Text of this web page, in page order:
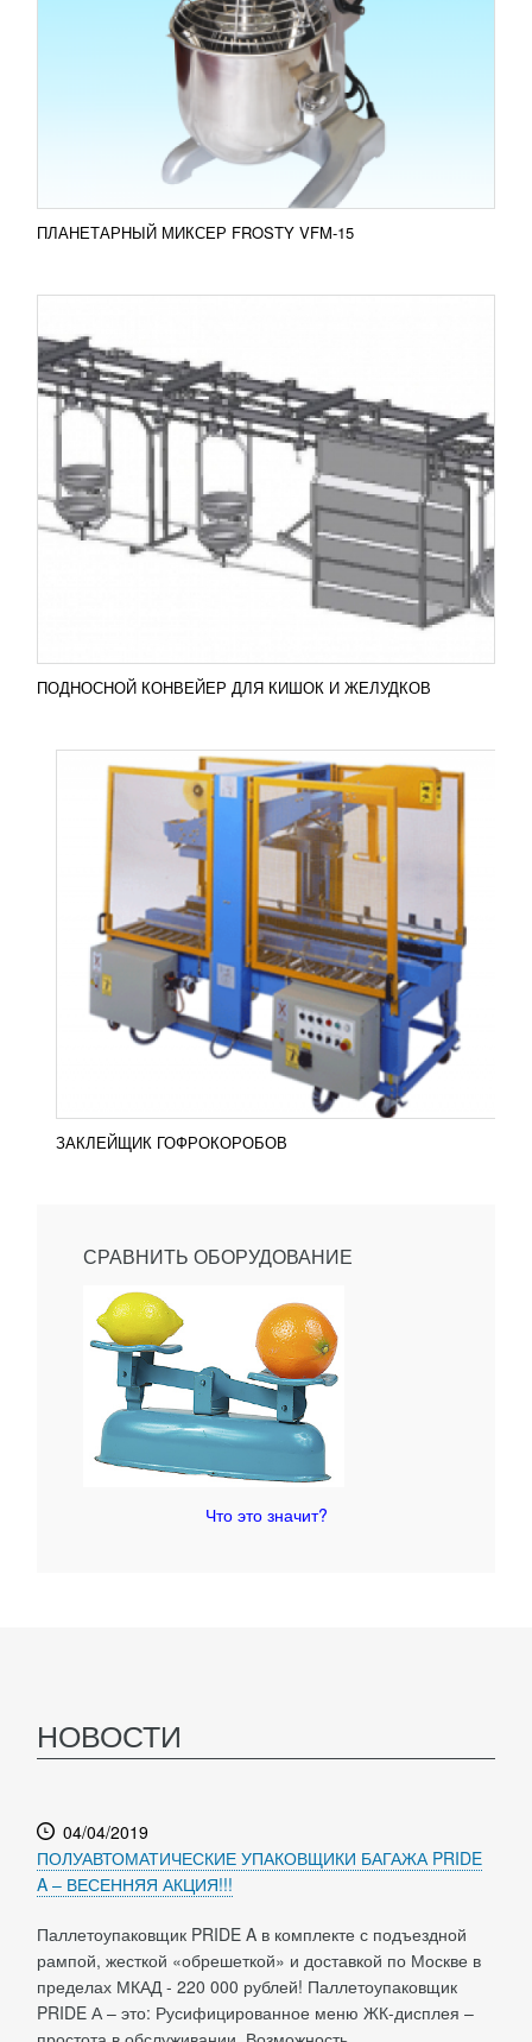
ПЛАНЕТАРНЫЙ МИКСЕР FROSTY VFM-15
УЗНАТЬ ЦЕНУ
Подносной конвейер используется для
транспортировки внутренностей и кишок с
площадки для нутровки туши до помещения
обработки. Конвейер оборудован...
ПОДРОБНЕЕ
Добавить в сравнение
ПОДНОСНОЙ КОНВЕЙЕР ДЛЯ КИШОК И ЖЕЛУДКОВ
ЗАКЛЕЙЩИК ГОФРОКОРОБОВ
УЗНАТЬ ЦЕНУ
Гофрокороб – один из самых популярных
способов упаковки, который производится из
многослойного картона. Естественно, что
сохранность товара внутри...
Добавить в сравнение
ЗАКЛЕЙЩИК ГОФРОКОРОБОВ
СРАВНИТЬ ОБОРУДОВАНИЕ
Что это значит?
НОВОСТИ
04/04/2019
ПОЛУАВТОМАТИЧЕСКИЕ УПАКОВЩИКИ БАГАЖА PRIDE
A – ВЕСЕННЯЯ АКЦИЯ!!!
Паллетоупаковщик PRIDE A в комплекте с подъездной
рампой, жесткой «обрешеткой» и доставкой по Москве в
пределах МКАД - 220 000 рублей! Паллетоупаковщик
PRIDE А – это: Русифицированное меню ЖК-дисплея –